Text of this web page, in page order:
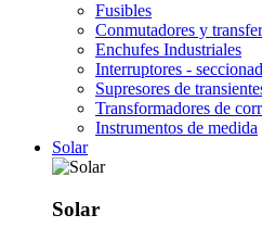
Fusibles
Conmutadores y
Enchufes Industriales
Interruptores -
Supresores de
Transformadores de
Instrumentos de medida
Solar
Solar